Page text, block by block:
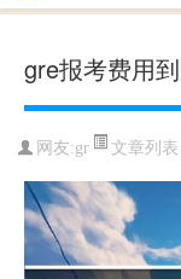
gre报考费用
网友:gr 文章列表